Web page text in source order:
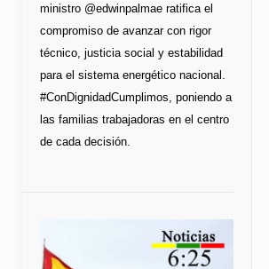
ministro @edwinpalmae ratifica el
compromiso de avanzar con rigor
técnico, justicia social y estabilidad
para el sistema energético nacional.
#ConDignidadCumplimos, poniendo a
las familias trabajadoras en el centro
de cada decisión.